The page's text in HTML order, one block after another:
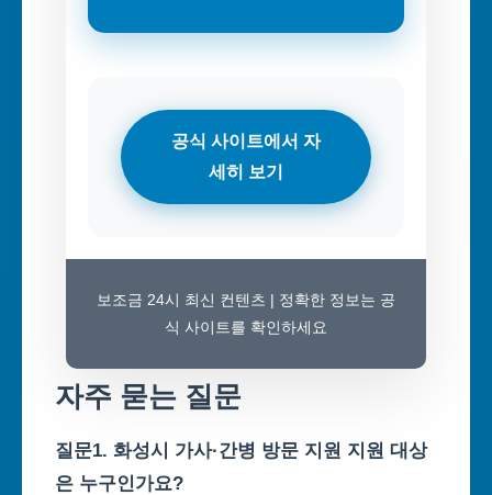
공식 사이트에서 자
세히 보기
보조금 24시 최신 컨텐츠 | 정확한 정보는 공
식 사이트를 확인하세요
자주 묻는 질문
질문1. 화성시 가사·간병 방문 지원 지원 대상
은 누구인가요?